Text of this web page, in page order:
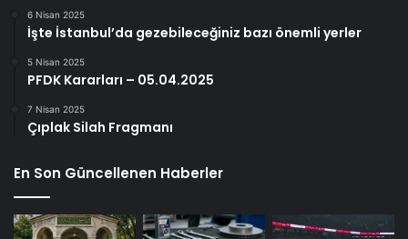
6 Nisan 2025
İşte İstanbul’da gezebileceğiniz bazı önemli yerler
5 Nisan 2025
PFDK Kararları – 05.04.2025
7 Nisan 2025
Çıplak Silah Fragmanı
En Son Güncellenen Haberler